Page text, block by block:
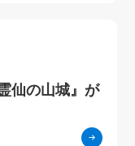
仙の山城』が